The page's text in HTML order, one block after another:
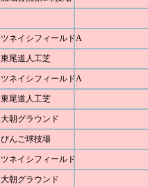
ツネイシフィールドA
東尾道人工芝
ツネイシフィールドA
東尾道人工芝
大朝グラウンド
びんご球技場
ツネイシフィールド
大朝グラウンド